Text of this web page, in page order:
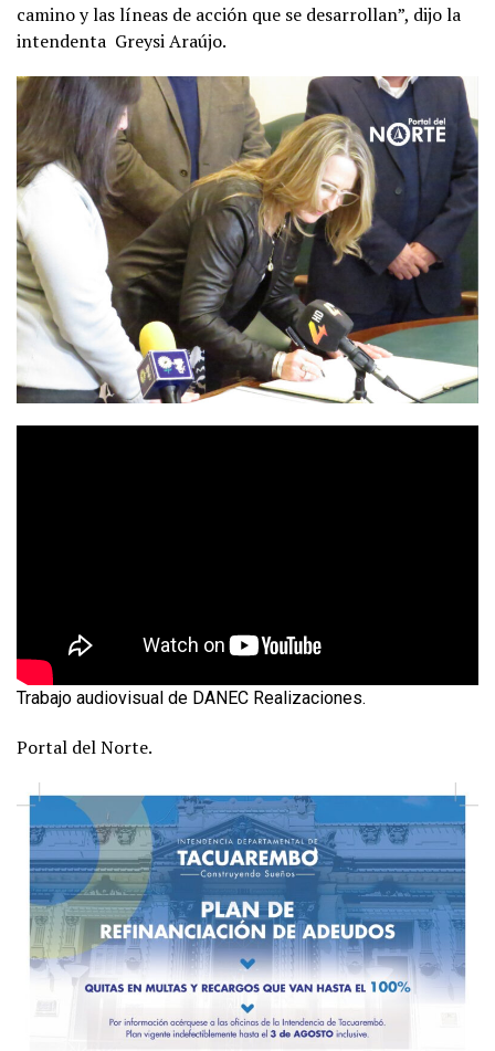
camino y las líneas de acción que se desarrollan”, dijo la
intendenta Greysi Araújo.
Trabajo audiovisual de DANEC Realizaciones.
Portal del Norte.